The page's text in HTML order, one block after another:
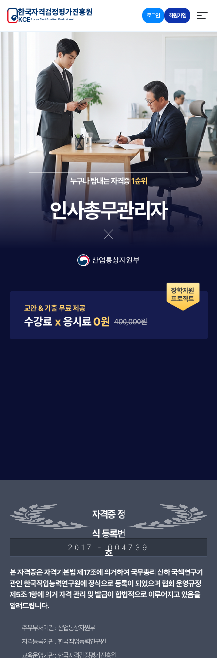
한국자격검정평가진흥원
KCEKorea Certification Evaluationl
로그인 회원가입
누구나 탐내는 자격증1순위
인사총무관리자
산업통상자원부
자격증 정
식 등록번
호
2017 - 004739
본 자격증은 자격기본법 제17조에 의거하여 국무총리 산하 국책연구기
관인 한국직업능력연구원에 정식으로 등록이 되었으며 협회 운영규정
제5조 1항에 의거 자격 관리 및 발급이 합법적으로 이루어지고 있음을
알려드립니다.
주무부처기관 : 산업통상자원부
자격등록기관 : 한국직업능력연구원
교육운영기관 : 한국자격검정평가진흥원